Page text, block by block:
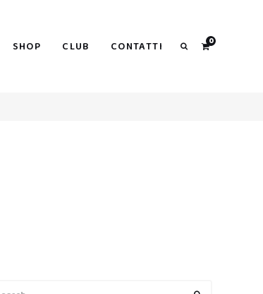
SHOP CLUB CONTATTI 0